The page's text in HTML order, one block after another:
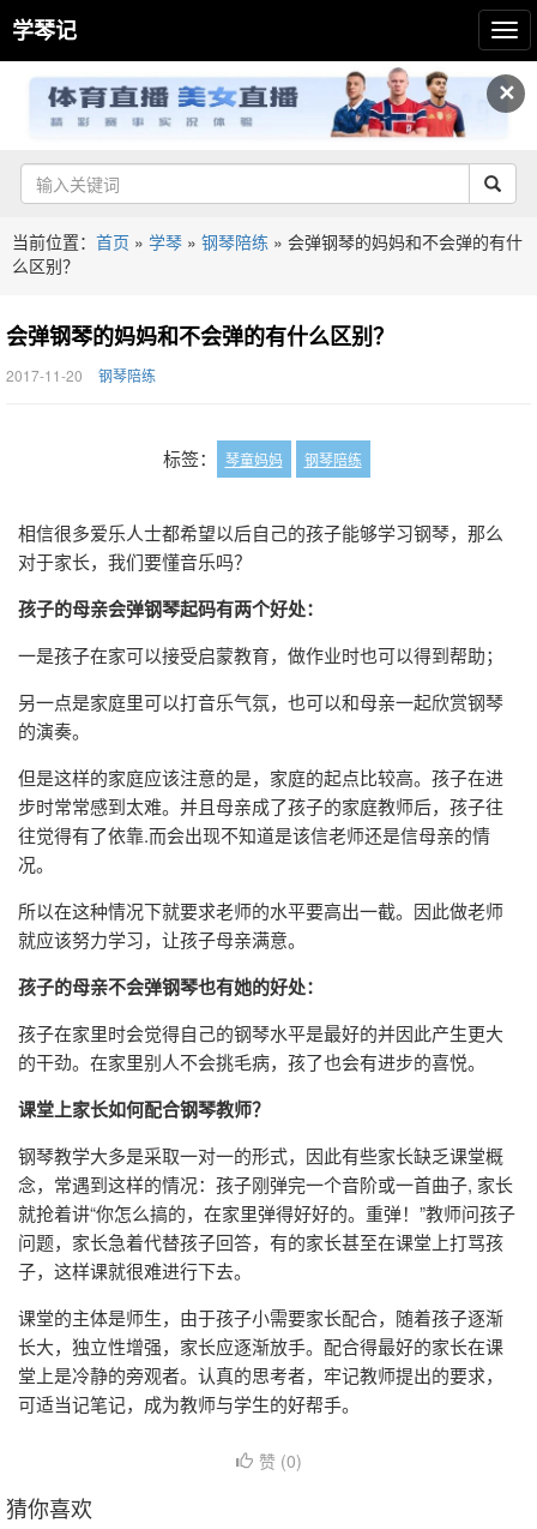
✕
学琴记
当前位置： 首页 » 学琴 » 钢琴陪练 » 会弹钢琴的妈妈和不会弹的有什
么区别？
会弹钢琴的妈妈和不会弹的有什么区别？
2017-11-20 钢琴陪练
标签： 琴童妈妈 钢琴陪练
相信很多爱乐人士都希望以后自己的孩子能够学习钢琴，那么
对于家长，我们要懂音乐吗？
孩子的母亲会弹钢琴起码有两个好处：
一是孩子在家可以接受启蒙教育，做作业时也可以得到帮助；
另一点是家庭里可以打音乐气氛，也可以和母亲一起欣赏钢琴
的演奏。
但是这样的家庭应该注意的是，家庭的起点比较高。孩子在进
步时常常感到太难。并且母亲成了孩子的家庭教师后，孩子往
往觉得有了依靠.而会出现不知道是该信老师还是信母亲的情
况。
所以在这种情况下就要求老师的水平要高出一截。因此做老师
就应该努力学习，让孩子母亲满意。
孩子的母亲不会弹钢琴也有她的好处：
孩子在家里时会觉得自己的钢琴水平是最好的并因此产生更大
的干劲。在家里别人不会挑毛病，孩了也会有进步的喜悦。
课堂上家长如何配合钢琴教师？
钢琴教学大多是采取一对一的形式，因此有些家长缺乏课堂概
念，常遇到这样的情况：孩子刚弹完一个音阶或一首曲子, 家长
就抢着讲“你怎么搞的，在家里弹得好好的。重弹！”教师问孩子
问题，家长急着代替孩子回答，有的家长甚至在课堂上打骂孩
子，这样课就很难进行下去。
课堂的主体是师生，由于孩子小需要家长配合，随着孩子逐渐
长大，独立性增强，家长应逐渐放手。配合得最好的家长在课
堂上是冷静的旁观者。认真的思考者，牢记教师提出的要求，
可适当记笔记，成为教师与学生的好帮手。
赞 (0)
猜你喜欢